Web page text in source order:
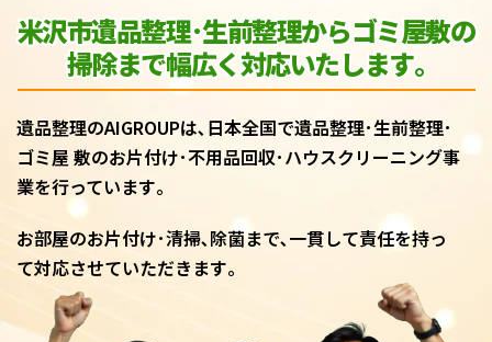
米沢市遺品整理･生前整理からゴミ屋敷の
掃除まで幅広く対応いたします｡
遺品整理のAIGROUPは､日本全国で遺品整理･生前整理･
ゴミ屋 敷のお片付け･不用品回収･ハウスクリーニング事
業を行っています｡
お部屋のお片付け･清掃､除菌まで､一貫して責任を持っ
て対応させていただきます｡